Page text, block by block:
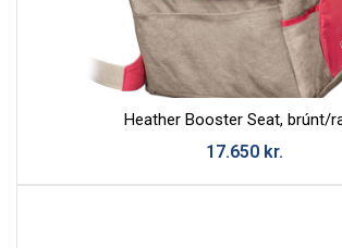
Heather Booster Seat, brúnt/
17.650 kr.